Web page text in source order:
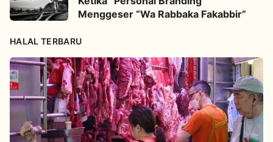
Menggeser “Wa Rabbaka Fakabbir”
HALAL TERBARU